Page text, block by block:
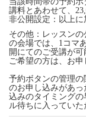
講料とあわせて、
非公開設定：以上に
その他：レッスン
の会場では、1コマ
開にてのご受講が可
ご希望の方は、お申
予約ボタンの管理
のお申し込みがあ
込みのタイミング
ル待ちに入っていた